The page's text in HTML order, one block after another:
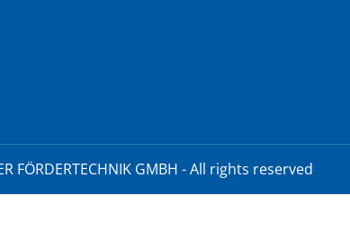
FÖRDERTECHNIK GMBH - All rights reserved